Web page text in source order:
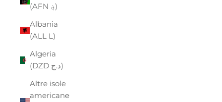
(AFN ؋)
Albania
(ALL L)
Algeria
(DZD د.ج)
Altre isole
americane